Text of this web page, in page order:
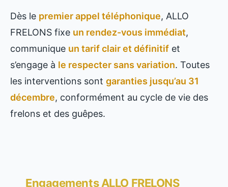
Dès le premier appel téléphonique, ALLO
FRELONS fixe un rendez-vous immédiat,
communique un tarif clair et définitif et
s’engage à le respecter sans variation. Toutes
les interventions sont garanties jusqu’au 31
décembre, conformément au cycle de vie des
frelons et des guêpes.
Engagements ALLO FRELONS